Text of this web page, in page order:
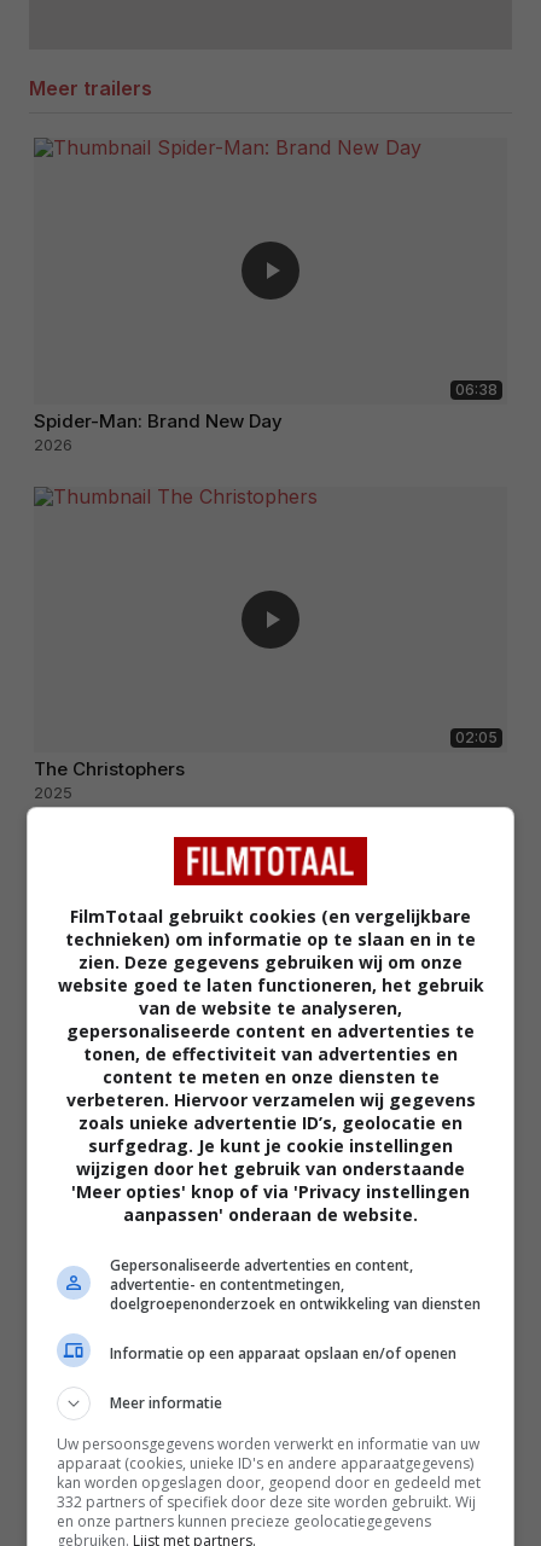
Meer trailers
06:38
Spider-Man: Brand New Day
2026
02:05
The Christophers
2025
The Uprising
FilmTotaal gebruikt cookies (en vergelijkbare
technieken) om informatie op te slaan en in te
zien. Deze gegevens gebruiken wij om onze
website goed te laten functioneren, het gebruik
van de website te analyseren,
gepersonaliseerde content en advertenties te
tonen, de effectiviteit van advertenties en
content te meten en onze diensten te
verbeteren. Hiervoor verzamelen wij gegevens
zoals unieke advertentie ID’s, geolocatie en
surfgedrag. Je kunt je cookie instellingen
wijzigen door het gebruik van onderstaande
'Meer opties' knop of via 'Privacy instellingen
aanpassen' onderaan de website.
Gepersonaliseerde advertenties en content,
advertentie- en contentmetingen,
doelgroepenonderzoek en ontwikkeling van diensten
Informatie op een apparaat opslaan en/of openen
Meer informatie
Uw persoonsgegevens worden verwerkt en informatie van uw
apparaat (cookies, unieke ID's en andere apparaatgegevens)
kan worden opgeslagen door, geopend door en gedeeld met
332 partners of specifiek door deze site worden gebruikt. Wij
en onze partners kunnen precieze geolocatiegegevens
gebruiken. Lijst met partners.